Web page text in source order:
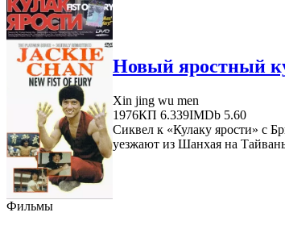
Новый яростный
Xin jing wu men
1976КП 6.339IMDb 5.60
Сиквел к «Кулаку ярости» с
уезжают из Шанхая на
Фильмы